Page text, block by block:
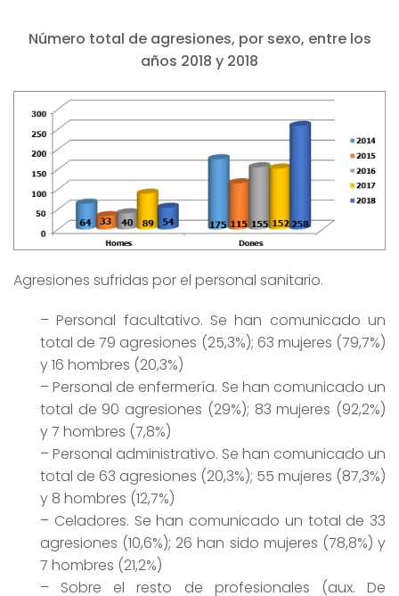
Número total de agresiones, por sexo, entre los
años 2018 y 2018
Agresiones sufridas por el personal sanitario.
– Personal facultativo. Se han comunicado un
total de 79 agresiones (25,3%); 63 mujeres (79,7%)
y 16 hombres (20,3%)
– Personal de enfermería. Se han comunicado un
total de 90 agresiones (29%); 83 mujeres (92,2%)
y 7 hombres (7,8%)
– Personal administrativo. Se han comunicado un
total de 63 agresiones (20,3%); 55 mujeres (87,3%)
y 8 hombres (12,7%)
– Celadores. Se han comunicado un total de 33
agresiones (10,6%); 26 han sido mujeres (78,8%) y
7 hombres (21,2%)
– Sobre el resto de profesionales (aux. De